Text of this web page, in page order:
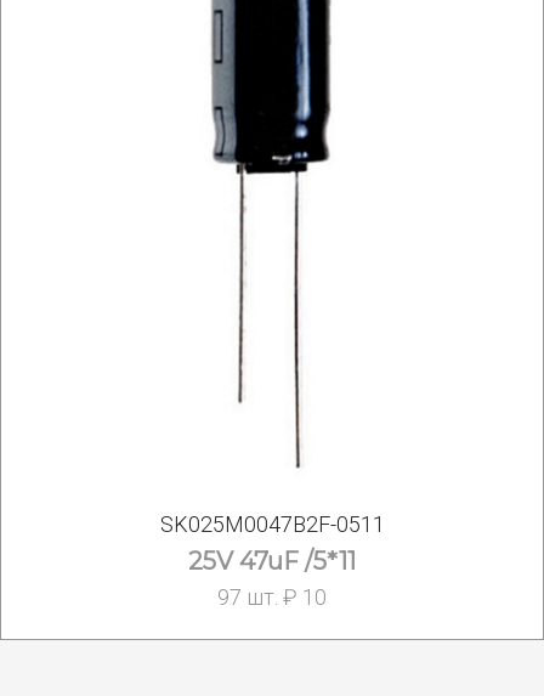
SK025M0047B2F-0511
25V 47uF /5*11
97 шт. ₽ 10